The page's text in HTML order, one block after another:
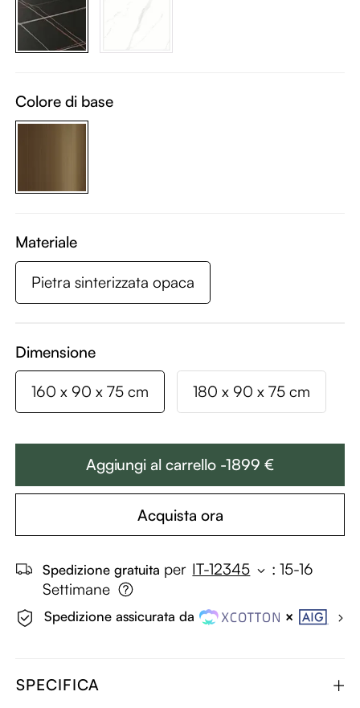
Colore di base
Materiale
Pietra sinterizzata opaca
Dimensione
160 x 90 x 75 cm 180 x 90 x 75 cm
Aggiungi al carrello -1899 €
Acquista ora
Spedizione gratuita per IT-12345 : 15-16
Settimane
Spedizione assicurata da
SPECIFICA